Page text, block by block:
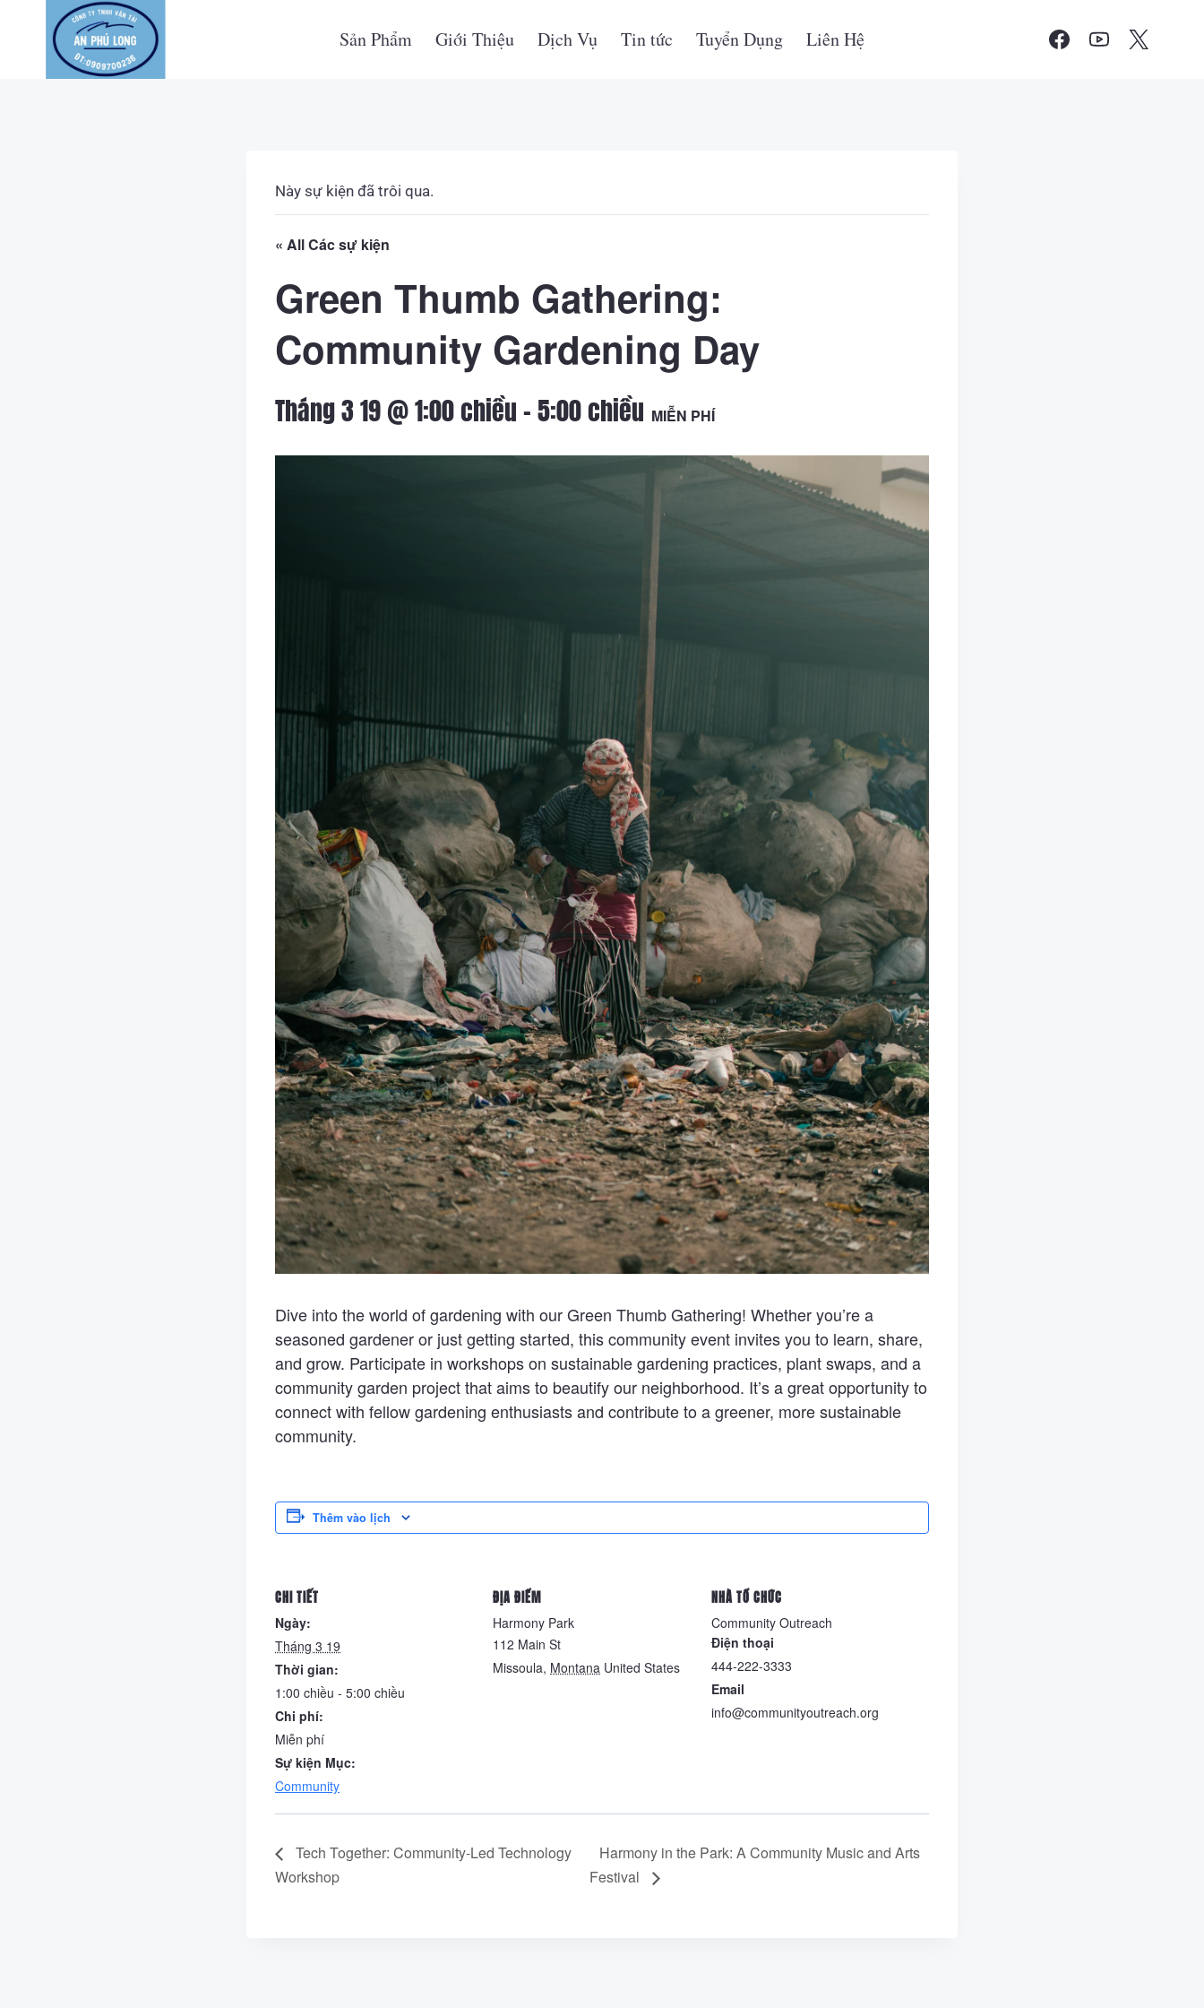
Sản Phẩm Giới Thiệu Dịch Vụ Tin tức Tuyển Dụng Liên Hệ
Này sự kiện đã trôi qua.
« All Các sự kiện
Green Thumb Gathering:
Community Gardening Day
Tháng 3 19 @ 1:00 chiều-5:00 chiều MIỄN PHÍ
Dive into the world of gardening with our Green Thumb Gathering! Whether you’re a
seasoned gardener or just getting started, this community event invites you to learn, share,
and grow. Participate in workshops on sustainable gardening practices, plant swaps, and a
community garden project that aims to beautify our neighborhood. It’s a great opportunity to
connect with fellow gardening enthusiasts and contribute to a greener, more sustainable
community.
Thêm vào lịch
CHI TIẾT
Ngày:
Tháng 3 19
Thời gian:
1:00 chiều - 5:00 chiều
Chi phí:
Miễn phí
Sự kiện Mục:
Community
ĐỊA ĐIỂM
Harmony Park
112 Main St
Missoula, Montana United States
NHÀ TỔ CHỨC
Community Outreach
Điện thoại
444-222-3333
Email
info@communityoutreach.org
Tech Together: Community-Led Technology
Workshop
Harmony in the Park: A Community Music and Arts
Festival